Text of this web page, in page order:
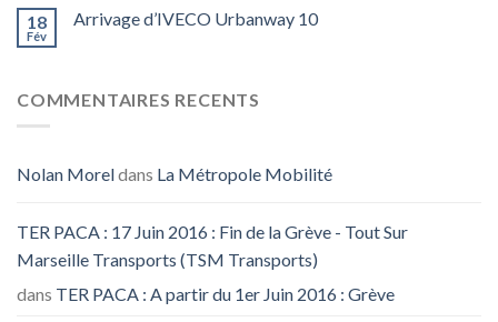
18
Fév
Arrivage d’IVECO Urbanway 10
COMMENTAIRES RECENTS
Nolan Moreldans La Métropole Mobilité
TER PACA : 17 Juin 2016 : Fin de la Grève - Tout Sur
Marseille Transports (TSM Transports)
dans TER PACA : A partir du 1er Juin 2016 : Grève